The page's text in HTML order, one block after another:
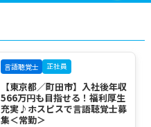
言語聴覚士 正社員
【東京都／町田市】入社後年収
566万円も目指せる！福利厚生
充実♪ホスピスで言語聴覚士募
集＜常勤＞